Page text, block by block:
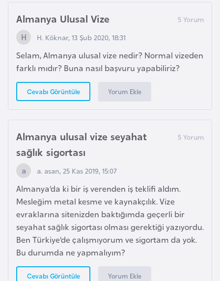
Almanya Ulusal Vize
H. Köknar, 13 Şub 2020, 18:31
Selam, Almanya ulusal vize nedir? Normal vizeden
farklı mıdır? Buna nasıl başvuru yapabiliriz?
Cevabı Görüntüle Yorum Ekle
Almanya ulusal vize seyahat
sağlık sigortası
a. asan, 25 Kas 2019, 15:07
Almanya’da ki bir iş verenden iş teklifi aldım.
Mesleğim metal kesme ve kaynakçılık. Vize
evraklarına sitenizden baktığımda geçerli bir
seyahat sağlık sigortası olması gerektiği yazıyordu.
Ben Türkiye’de çalışmıyorum ve sigortam da yok.
Bu durumda ne yapmalıyım?
Cevabı Görüntüle Yorum Ekle
a
h
l
i
F
n
l
a
d
i
y
a
F
r
a
n